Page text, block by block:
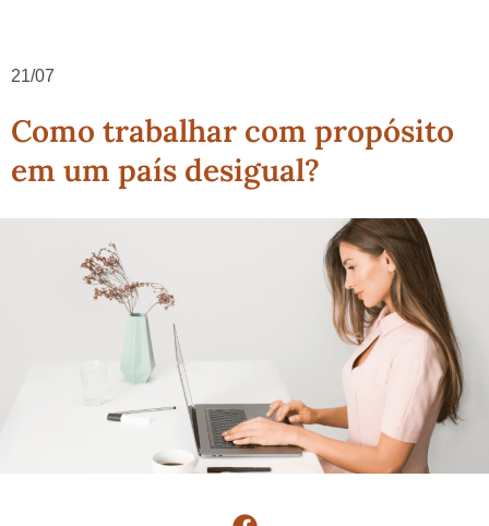
21/07
Como trabalhar com propósito
em um país desigual?